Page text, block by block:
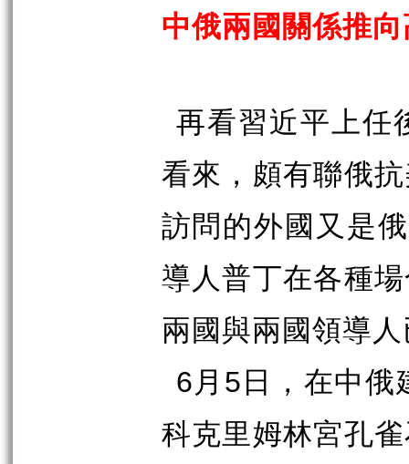
中俄兩國關係推
再看習近平上任
看來，頗有聯俄
訪問的外國又是
導人普丁在各種
兩國與兩國領導
6 月 5 日，在中俄
科克里姆林宮孔